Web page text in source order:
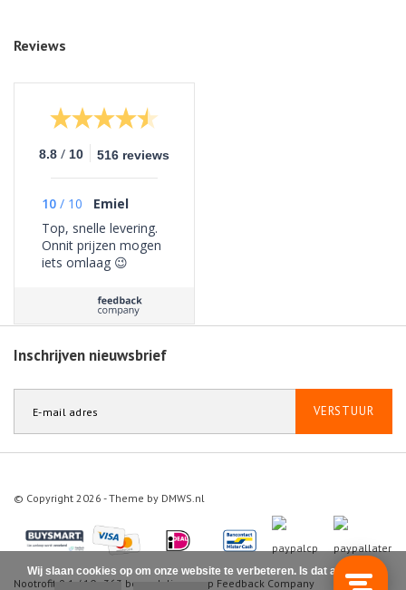
Reviews
8.8 / 10 516 reviews
10 / 10
Emiel
Top, snelle levering.
Onnit prijzen mogen
iets omlaag 😉
Inschrijven nieuwsbrief
VERSTUUR
© Copyright 2026 - Theme by DMWS.nl
Nootrofit 9.1 / 10 363 beoordelingen op Feedback Company
Wij slaan cookies op om onze website te verbeteren. Is dat akkoord?